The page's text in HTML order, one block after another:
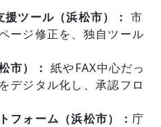
ツール（浜松市）： 市
ージ修正を、独自ツール
市）： 紙やFAX中心だっ
デジタル化し、承認フロ
フォーム（浜松市）： 庁